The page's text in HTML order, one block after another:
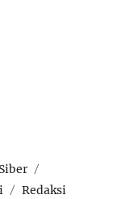
Redaksi